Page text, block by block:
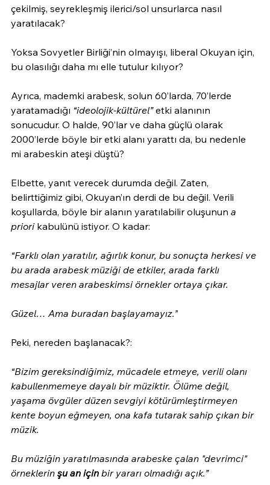
çekilmiş, seyrekleşmiş ilerici/sol unsurlarca nasıl
yaratılacak?
Yoksa Sovyetler Birliği’nin olmayışı, liberal Okuyan için,
bu olasılığı daha mı elle tutulur kılıyor?
Ayrıca, mademki arabesk, solun 60’larda, 70’lerde
yaratamadığı “ideolojik-kültürel” etki alanının
sonucudur. O halde, 90’lar ve daha güçlü olarak
2000’lerde böyle bir etki alanı yarattı da, bu nedenle
mi arabeskin ateşi düştü?
Elbette, yanıt verecek durumda değil. Zaten,
belirttiğimiz gibi, Okuyan’ın derdi de bu değil. Verili
koşullarda, böyle bir alanın yaratılabilir oluşunun a
priori kabulünü istiyor. O kadar:
“Farklı olan yaratılır, ağırlık konur, bu sonuçta herkesi ve
bu arada arabesk müziği de etkiler, arada farklı
mesajlar veren arabeskimsi örnekler ortaya çıkar.
Güzel… Ama buradan başlayamayız.”
Peki, nereden başlanacak?:
“Bizim gereksindiğimiz, mücadele etmeye, verili olanı
kabullenmemeye dayalı bir müziktir. Ölüme değil,
yaşama övgüler düzen sevgiyi kötürümleştirmeyen
kente boyun eğmeyen, ona kafa tutarak sahip çıkan bir
müzik.
Bu müziğin yaratılmasında arabeske çalan "devrimci"
örneklerin şu an için bir yararı olmadığı açık.”